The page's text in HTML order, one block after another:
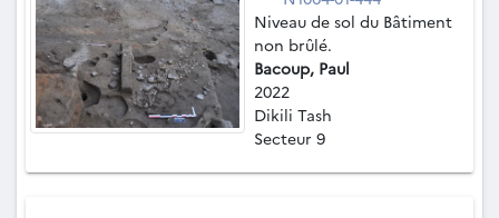
Niveau de sol du Bâtiment
non brûlé.
Bacoup, Paul
2022
Dikili Tash
Secteur 9